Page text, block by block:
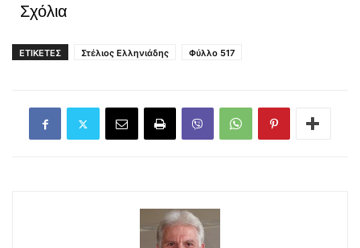
Σχόλια
ΕΤΙΚΕΤΕΣ Στέλιος Ελληνιάδης Φύλλο 517